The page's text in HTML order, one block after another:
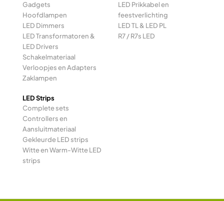
Gadgets
Hoofdlampen
LED Dimmers
LED Transformatoren &
LED Drivers
Schakelmateriaal
Verloopjes en Adapters
Zaklampen
LED Prikkabel en
feestverlichting
LED TL & LED PL
R7 / R7s LED
LED Strips
Complete sets
Controllers en
Aansluitmateriaal
Gekleurde LED strips
Witte en Warm-Witte LED
strips